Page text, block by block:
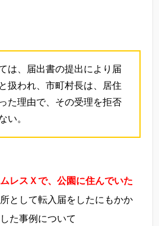
は、届出書の提出により届
扱われ、市町村長は、居住
た理由で、その受理を拒否
い。
レスＸで、公園に住んでいた
として転入届をしたにもかか
た事例について